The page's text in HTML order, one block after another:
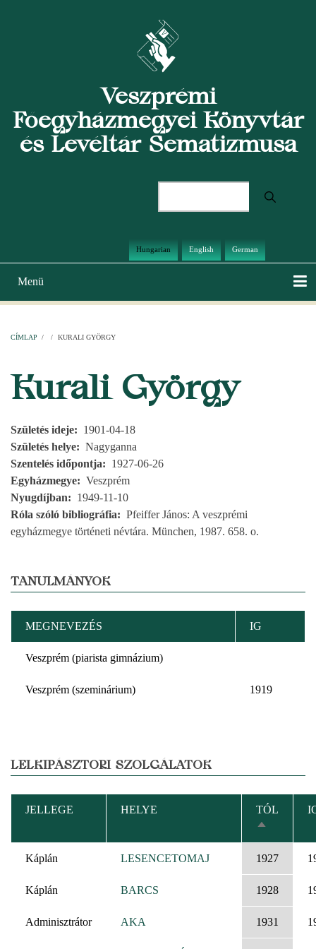
Veszprémi
Főegyházmegyei Könyvtár
és Levéltár Sematizmusa
Hungarian English German
Main
navigation
Menü
CÍMLAP / / KURALI GYÖRGY
Kurali György
Születés ideje
1901-04-18
Születés helye
Nagyganna
Szentelés időpontja
1927-06-26
Egyházmegye
Veszprém
Nyugdíjban
1949-11-10
Róla szóló bibliográfia
Pfeiffer János: A veszprémi
egyházmegye történeti névtára. München, 1987. 658. o.
TANULMÁNYOK
MEGNEVEZÉS IG
Veszprém (piarista gimnázium)
Veszprém (szeminárium) 1919
LELKIPÁSZTORI SZOLGÁLATOK
JELLEGE HELYE
TÓL
RENDEZÉS
Káplán LESENCETOMAJ 1927
Káplán BARCS 1928
Adminisztrátor AKA 1931